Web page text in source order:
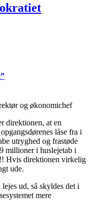
og økonomichef
direktionen, at en
låse fra i
utryghed og frastøde
millioner i huslejetab i
Hvis direktionen virkelig
ude.
ud, så skyldes det i
mere